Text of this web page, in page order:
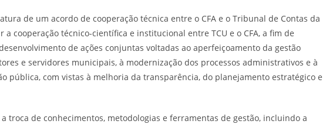
de um acordo de cooperação técnica entre o CFA e o Tribunal de Contas da
cooperação técnico-científica e institucional entre TCU e o CFA, a fim de
de ações conjuntas voltadas ao aperfeiçoamento da gestão
e servidores municipais, à modernização dos processos administrativos e à
pública, com vistas à melhoria da transparência, do planejamento estratégico e
troca de conhecimentos, metodologias e ferramentas de gestão, incluindo a